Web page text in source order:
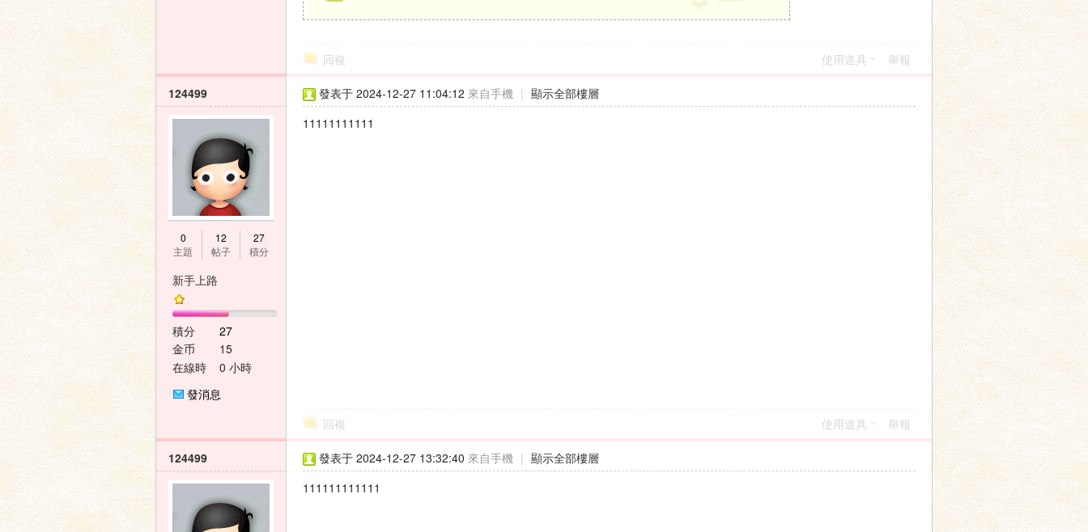
回複 使用道具 舉報
124499
0
主題
12
帖子
27
積分
新手上路
積分
27
金币
15
在線時
0 小時
發消息
發表于 2024-12-27 11:04:12 來自手機 | 顯示全部樓層
11111111111
回複 使用道具 舉報
124499 發表于 2024-12-27 13:32:40 來自手機 | 顯示全部樓層
111111111111